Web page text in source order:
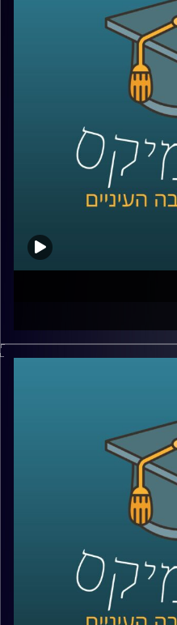
ההבדל בין נשים לגברים ,
משפיעה על כל הדבר הזה
הספר ברוך איבצר